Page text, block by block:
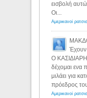
εισβολή
Οι...
Ο
δέχομαι ενα
μιλάει για
πρόεδρος